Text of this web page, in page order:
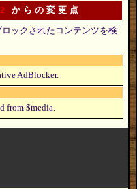
からの変更点
ックされたコンテンツを検
AdBlocker.
from $media.